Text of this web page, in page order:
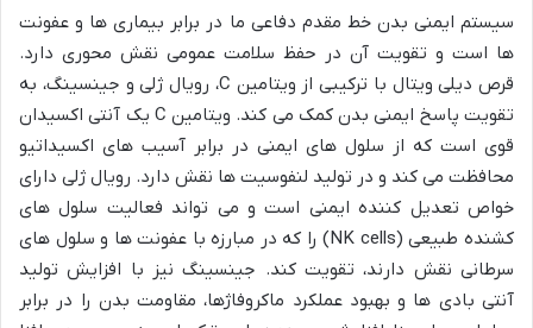
سیستم ایمنی بدن خط مقدم دفاعی ما در برابر بیماری ها و عفونت
ها است و تقویت آن در حفظ سلامت عمومی نقش محوری دارد.
قرص دیلی ویتال با ترکیبی از ویتامین C، رویال ژلی و جینسینگ، به
تقویت پاسخ ایمنی بدن کمک می کند. ویتامین C یک آنتی اکسیدان
قوی است که از سلول های ایمنی در برابر آسیب های اکسیداتیو
محافظت می کند و در تولید لنفوسیت ها نقش دارد. رویال ژلی دارای
خواص تعدیل کننده ایمنی است و می تواند فعالیت سلول های
کشنده طبیعی (NK cells) را که در مبارزه با عفونت ها و سلول های
سرطانی نقش دارند، تقویت کند. جینسینگ نیز با افزایش تولید
آنتی بادی ها و بهبود عملکرد ماکروفاژها، مقاومت بدن را در برابر